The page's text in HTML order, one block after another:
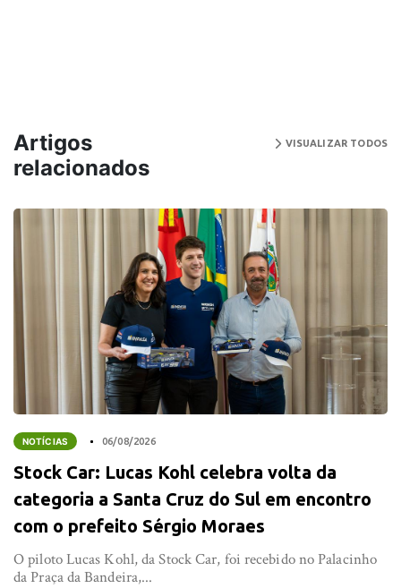
Artigos
relacionados
VISUALIZAR TODOS
NOTÍCIAS 06/08/2026
Stock Car: Lucas Kohl celebra volta da
categoria a Santa Cruz do Sul em encontro
com o prefeito Sérgio Moraes
O piloto Lucas Kohl, da Stock Car, foi recebido no Palacinho
da Praça da Bandeira,...